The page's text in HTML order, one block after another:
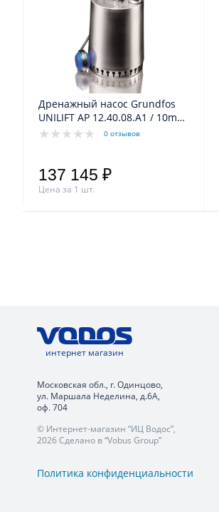
Дренажный насос Grundfos
UNILIFT AP 12.40.08.A1 / 10m
1,3/0,8kW 5,9A 1x230V 50Hz
0 отзывов
137 145 ₽
Цена за 1 шт.
интернет магазин
Московская обл., г. Одинцово,
ул. Маршала Неделина, д.6А,
оф. 704
© Интернет-магазин “ИЦ Водос”,
2026 Сделано в “Vobus Group”
Политика конфиденциальности